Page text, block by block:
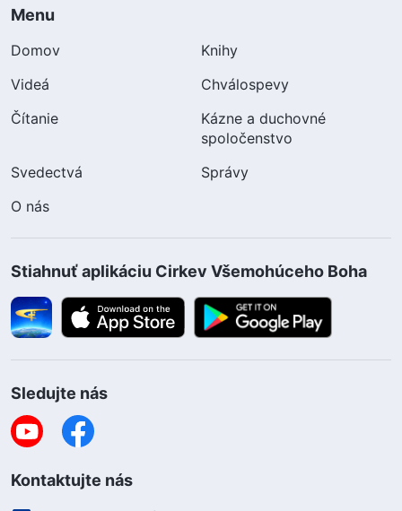
Menu
Domov
Knihy
Videá
Chválospevy
Čítanie
Kázne a duchovné
spoločenstvo
Svedectvá
Správy
O nás
Stiahnuť aplikáciu Cirkev Všemohúceho Boha
Sledujte nás
Kontaktujte nás